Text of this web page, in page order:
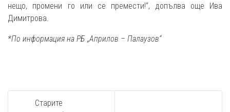
нещо, промени го или се премести!“, допълва още Ива
Димитрова.
*По информация на РБ „Априлов – Палаузов“
Старите